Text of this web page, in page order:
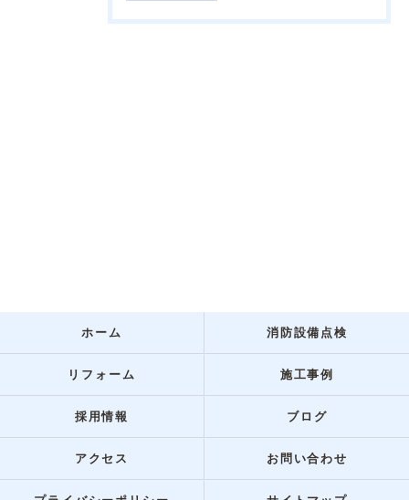
ホーム 消防設備点検
リフォーム 施工事例
採用情報 ブログ
アクセス お問い合わせ